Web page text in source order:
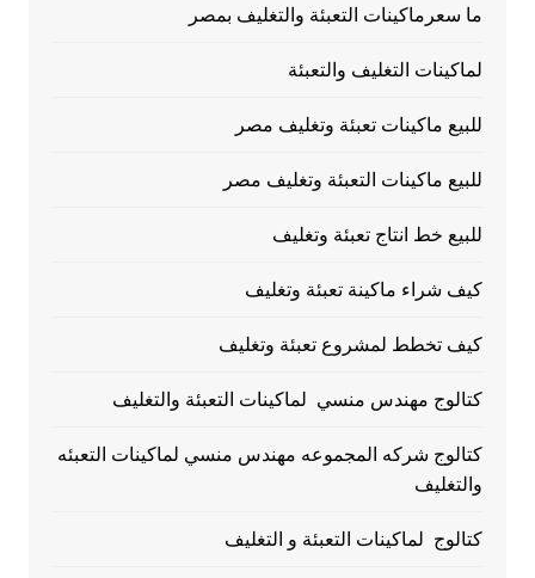
ما سعرماكينات التعبئة والتغليف بمصر
لماكينات التغليف والتعبئة
للبيع ماكينات تعبئة وتغليف مصر
للبيع ماكينات التعبئة وتغليف مصر
للبيع خط انتاج تعبئة وتغليف
كيف شراء ماكينة تعبئة وتغليف
كيف تخطط لمشروع تعبئة وتغليف
كتالوج مهندس منسي لماكينات التعبئة والتغليف
كتالوج شركه المجموعه مهندس منسي لماكينات التعبئه
والتغليف
كتالوج لماكينات التعبئة و التغليف